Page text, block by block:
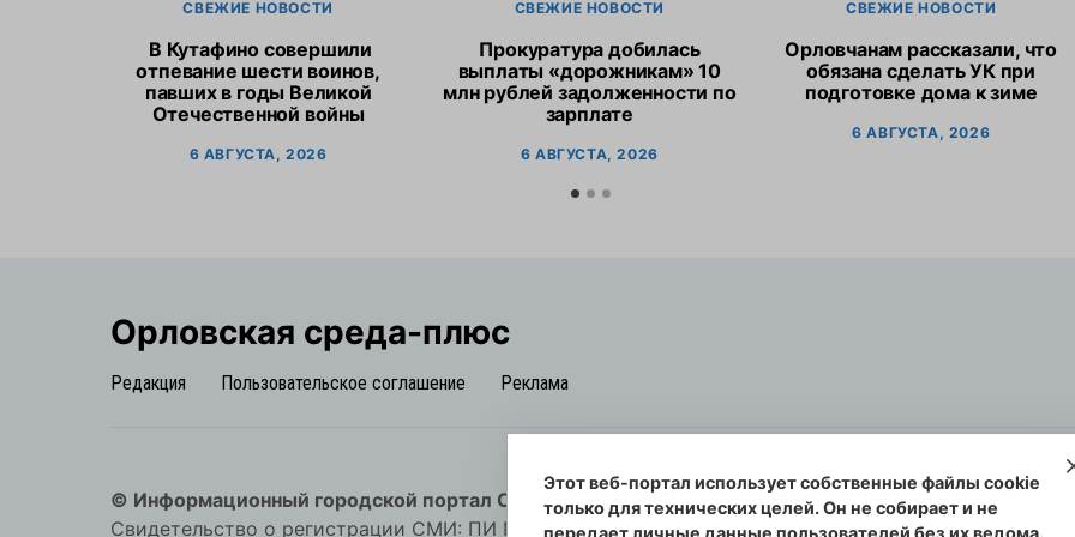
СВЕЖИЕ НОВОСТИ
В Кутафино совершили
отпевание шести воинов,
павших в годы Великой
Отечественной войны
6 АВГУСТА, 2026
СВЕЖИЕ НОВОСТИ
Прокуратура добилась
выплаты «дорожникам» 10
млн рублей задолженности по
зарплате
6 АВГУСТА, 2026
СВЕЖИЕ НОВОСТИ
Орловчанам рассказали, что
обязана сделать УК при
подготовке дома к зиме
6 АВГУСТА, 2026
Орловская cреда-плюс
Редакция Пользовательское соглашение Реклама
© Информационный городской портал Орловская cреда-плюс, 2021-2026
Свидетельство о регистрации СМИ: ПИ №57-00254 от 29 октября 2013 г.
Этот веб-портал использует собственные файлы cookie
только для технических целей. Он не собирает и не
передает личные данные пользователей без их ведома.